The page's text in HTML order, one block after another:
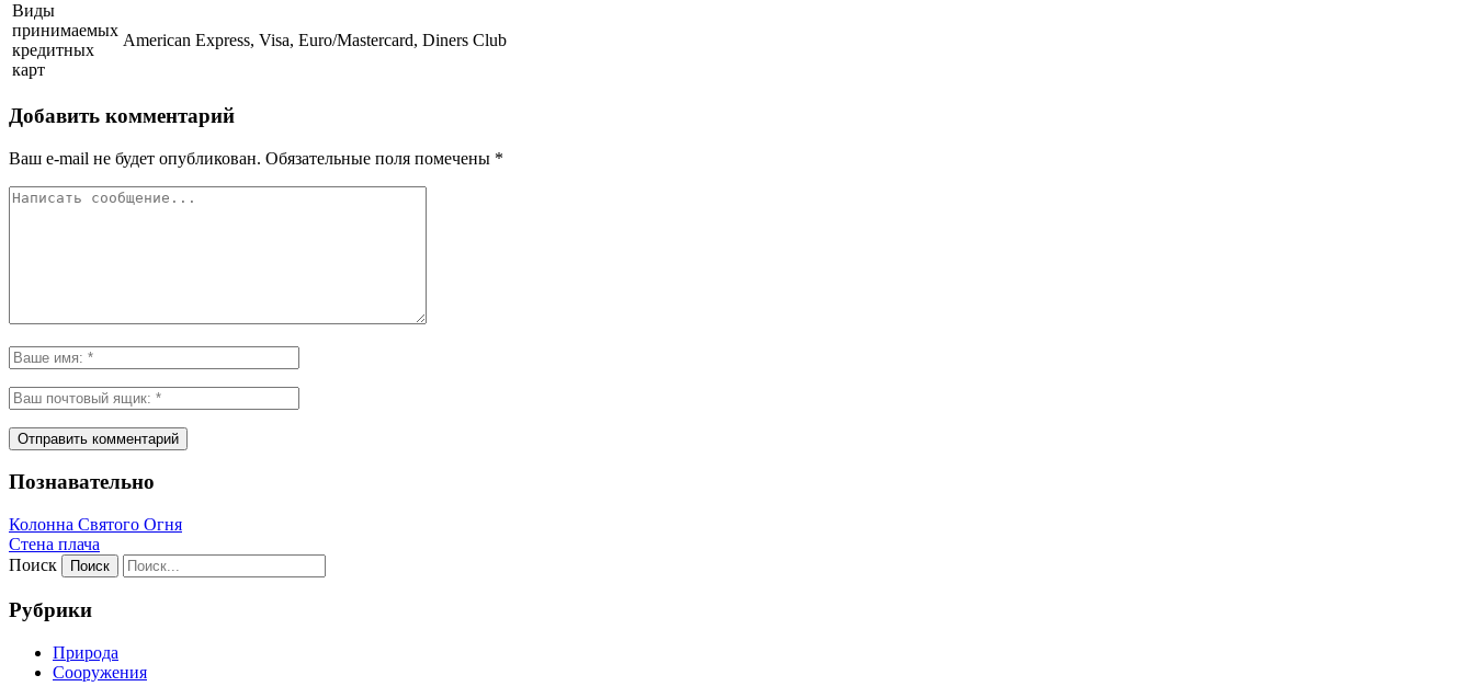
Виды
принимаемых
кредитных
карт
American Express, Visa, Euro/Mastercard, Diners Club
Добавить комментарий
Ваш e-mail не будет опубликован. Обязательные поля помечены *
Познавательно
Колонна Святого Огня
Стена плача
Поиск
Рубрики
Природа
Сооружения